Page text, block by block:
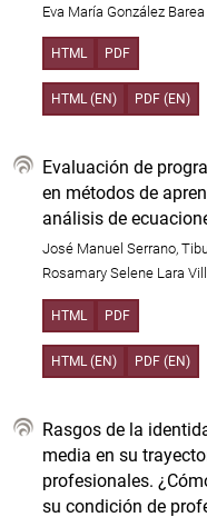
Eva María González Barea
HTML PDF
HTML (EN) PDF (EN)
Evaluación de
en métodos de
análisis de
José Manuel Serrano,
Rosamary Selene Lara
HTML PDF
HTML (EN) PDF (EN)
Rasgos de la
media en su
profesionales.
su condición de